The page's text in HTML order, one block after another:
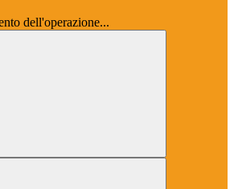
dell'operazione...